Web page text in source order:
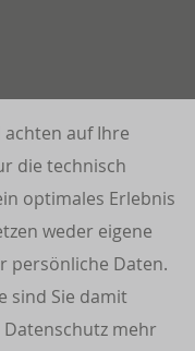
Google
auf Ihre
die technisch
optimales Erlebnis
weder eigene
persönliche Daten.
sind Sie damit
mehr
auf Ihre
die technisch
optimales Erlebnis
weder eigene
persönliche Daten.
sind Sie damit
mehr